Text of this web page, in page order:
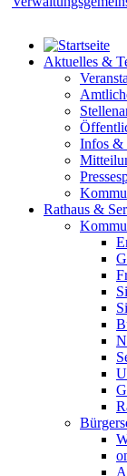
Aktuelles &
Infos &
Rathaus &